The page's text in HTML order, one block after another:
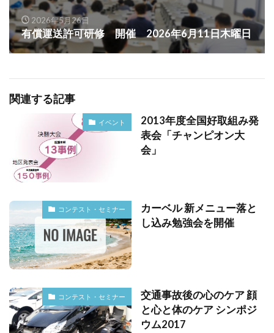
2026年5月26日
有償運送許可研修 開催 2026年6月11日木曜日
関連する記事
イベント
2013年度全国好取組み発
表会「チャンピオン大
会」
コンテスト・セミナー
カーベル 新メニュー落と
し込み勉強会を開催
コンテスト・セミナー
交通事故後の心のケア 顔
と心と体のケア シンポジ
ウム2017